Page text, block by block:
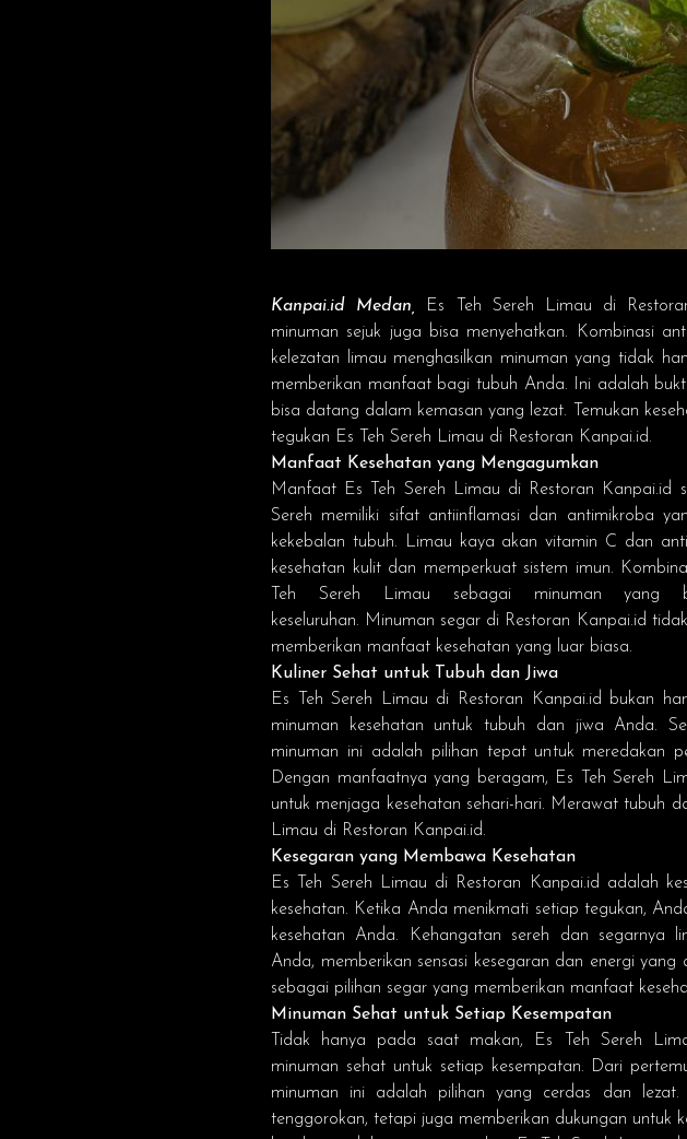
Kanpai.id Medan, Es Teh Sereh Limau di
minuman sejuk juga bisa menyehatkan. Kombinasi
kelezatan limau menghasilkan minuman yang tidak
memberikan manfaat bagi tubuh Anda. Ini adalah
bisa datang dalam kemasan yang lezat. Temukan
tegukan Es Teh Sereh Limau di Restoran Kanpai.id.
Manfaat Kesehatan yang Mengagumkan
Manfaat Es Teh Sereh Limau di Restoran Kanpai.id
Sereh memiliki sifat antiinflamasi dan antimikroba
kekebalan tubuh. Limau kaya akan vitamin C dan
kesehatan kulit dan memperkuat sistem imun.
Teh Sereh Limau sebagai minuman yang
keseluruhan. Minuman segar di Restoran Kanpai.id
memberikan manfaat kesehatan yang luar biasa.
Kuliner Sehat untuk Tubuh dan Jiwa
Es Teh Sereh Limau di
Restoran Kanpai.id bukan
minuman kesehatan untuk tubuh dan jiwa Anda.
minuman ini adalah pilihan tepat untuk meredakan
Dengan manfaatnya yang beragam, Es Teh Sereh
untuk menjaga kesehatan sehari-hari. Merawat tubuh
Limau di Restoran Kanpai.id.
Kesegaran yang Membawa Kesehatan
Es Teh Sereh Limau di Restoran Kanpai.id adalah
kesehatan. Ketika Anda menikmati setiap tegukan,
kesehatan Anda. Kehangatan sereh dan segarnya
Anda, memberikan sensasi kesegaran dan energi yang
sebagai pilihan segar yang memberikan manfaat
Minuman Sehat untuk Setiap Kesempatan
Tidak hanya pada saat makan, Es Teh Sereh
minuman sehat untuk setiap kesempatan. Dari
minuman ini adalah pilihan yang cerdas dan
tenggorokan, tetapi juga memberikan dukungan untuk